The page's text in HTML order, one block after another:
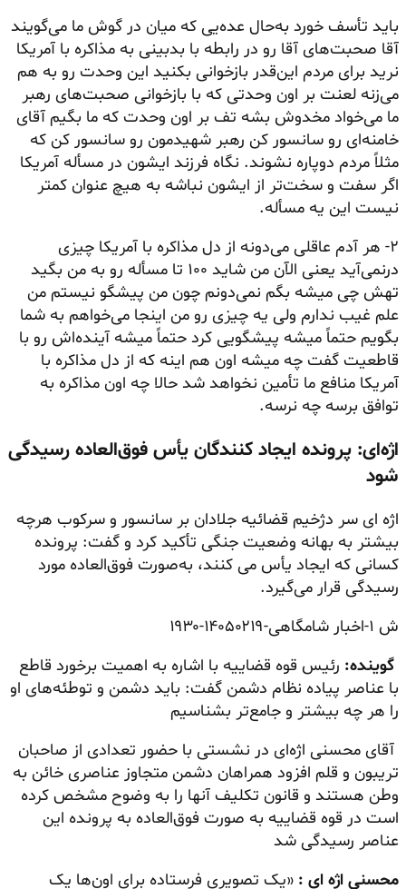
باید تأسف خورد به‌حال عده‌یی که میان در گوش ما می‌گویند
آقا صحبت‌های آقا رو در رابطه با بدبینی به مذاکره با آمریکا
نرید برای مردم این‌قدر بازخوانی بکنید این وحدت رو به هم
می‌زنه لعنت بر اون وحدتی که با بازخوانی صحبت‌های رهبر
ما می‌خواد مخدوش بشه تف بر اون وحدت که ما بگیم آقای
خامنه‌ای رو سانسور کن رهبر شهیدمون رو سانسور کن که
مثلاً مردم دوپاره نشوند. نگاه فرزند ایشون در مسأله آمریکا
اگر سفت و سخت‌تر از ایشون نباشه به هیچ عنوان کمتر
نیست این یه مسأله.
۲- هر آدم عاقلی می‌دونه از دل مذاکره با آمریکا چیزی
درنمی‌آید یعنی الآن من شاید ۱۰۰ تا مسأله رو به من بگید
تهش چی میشه بگم نمی‌دونم چون من پیشگو نیستم من
علم غیب ندارم ولی یه چیزی رو من اینجا می‌خواهم به شما
بگویم حتماً میشه پیشگویی کرد حتماً میشه آینده‌اش رو با
قاطعیت گفت چه میشه اون هم اینه که از دل مذاکره با
آمریکا منافع ما تأمین نخواهد شد حالا چه اون مذاکره به
توافق برسه چه نرسه.
اژه‌ای: پرونده ایجاد کنندگان یأس فوق‌العاده رسیدگی
شود
اژه ای سر دژخیم قضائیه جلادان بر سانسور و سرکوب هرچه
بیشتر به بهانه وضعیت جنگی تأکید کرد و گفت: پرونده
کسانی که ایجاد یأس می کنند، به‌صورت فوق‌العاده مورد
رسیدگی قرار می‌گیرد.
ش ۱-اخبار شامگاهی-۱۴۰۵۰۲۱۹-۱۹۳۰
گوینده: رئیس قوه قضاییه با اشاره به اهمیت برخورد قاطع
با عناصر پیاده نظام دشمن گفت: باید دشمن و توطئه‌های او
را هر چه بیشتر و جامع‌تر بشناسیم
آقای محسنی اژه‌ای در نشستی با حضور تعدادی از صاحبان
تریبون و قلم افزود همراهان دشمن متجاوز عناصری خائن به
وطن هستند و قانون تکلیف آنها را به وضوح مشخص کرده
است در قوه قضاییه به صورت فوق‌العاده به پرونده این
عناصر رسیدگی شد
محسنی اژه ای : «یک تصویری فرستاده برای اون‌ها یک